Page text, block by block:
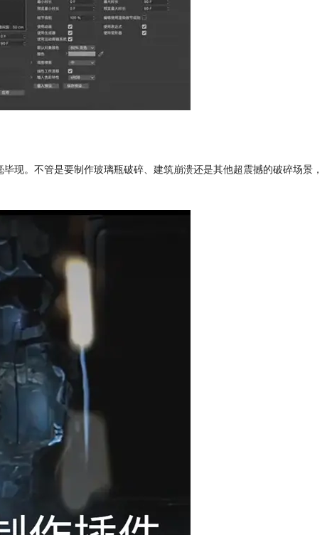
现。不管是要制作玻璃瓶破碎、建筑崩溃还是其他超震撼的破碎场景，